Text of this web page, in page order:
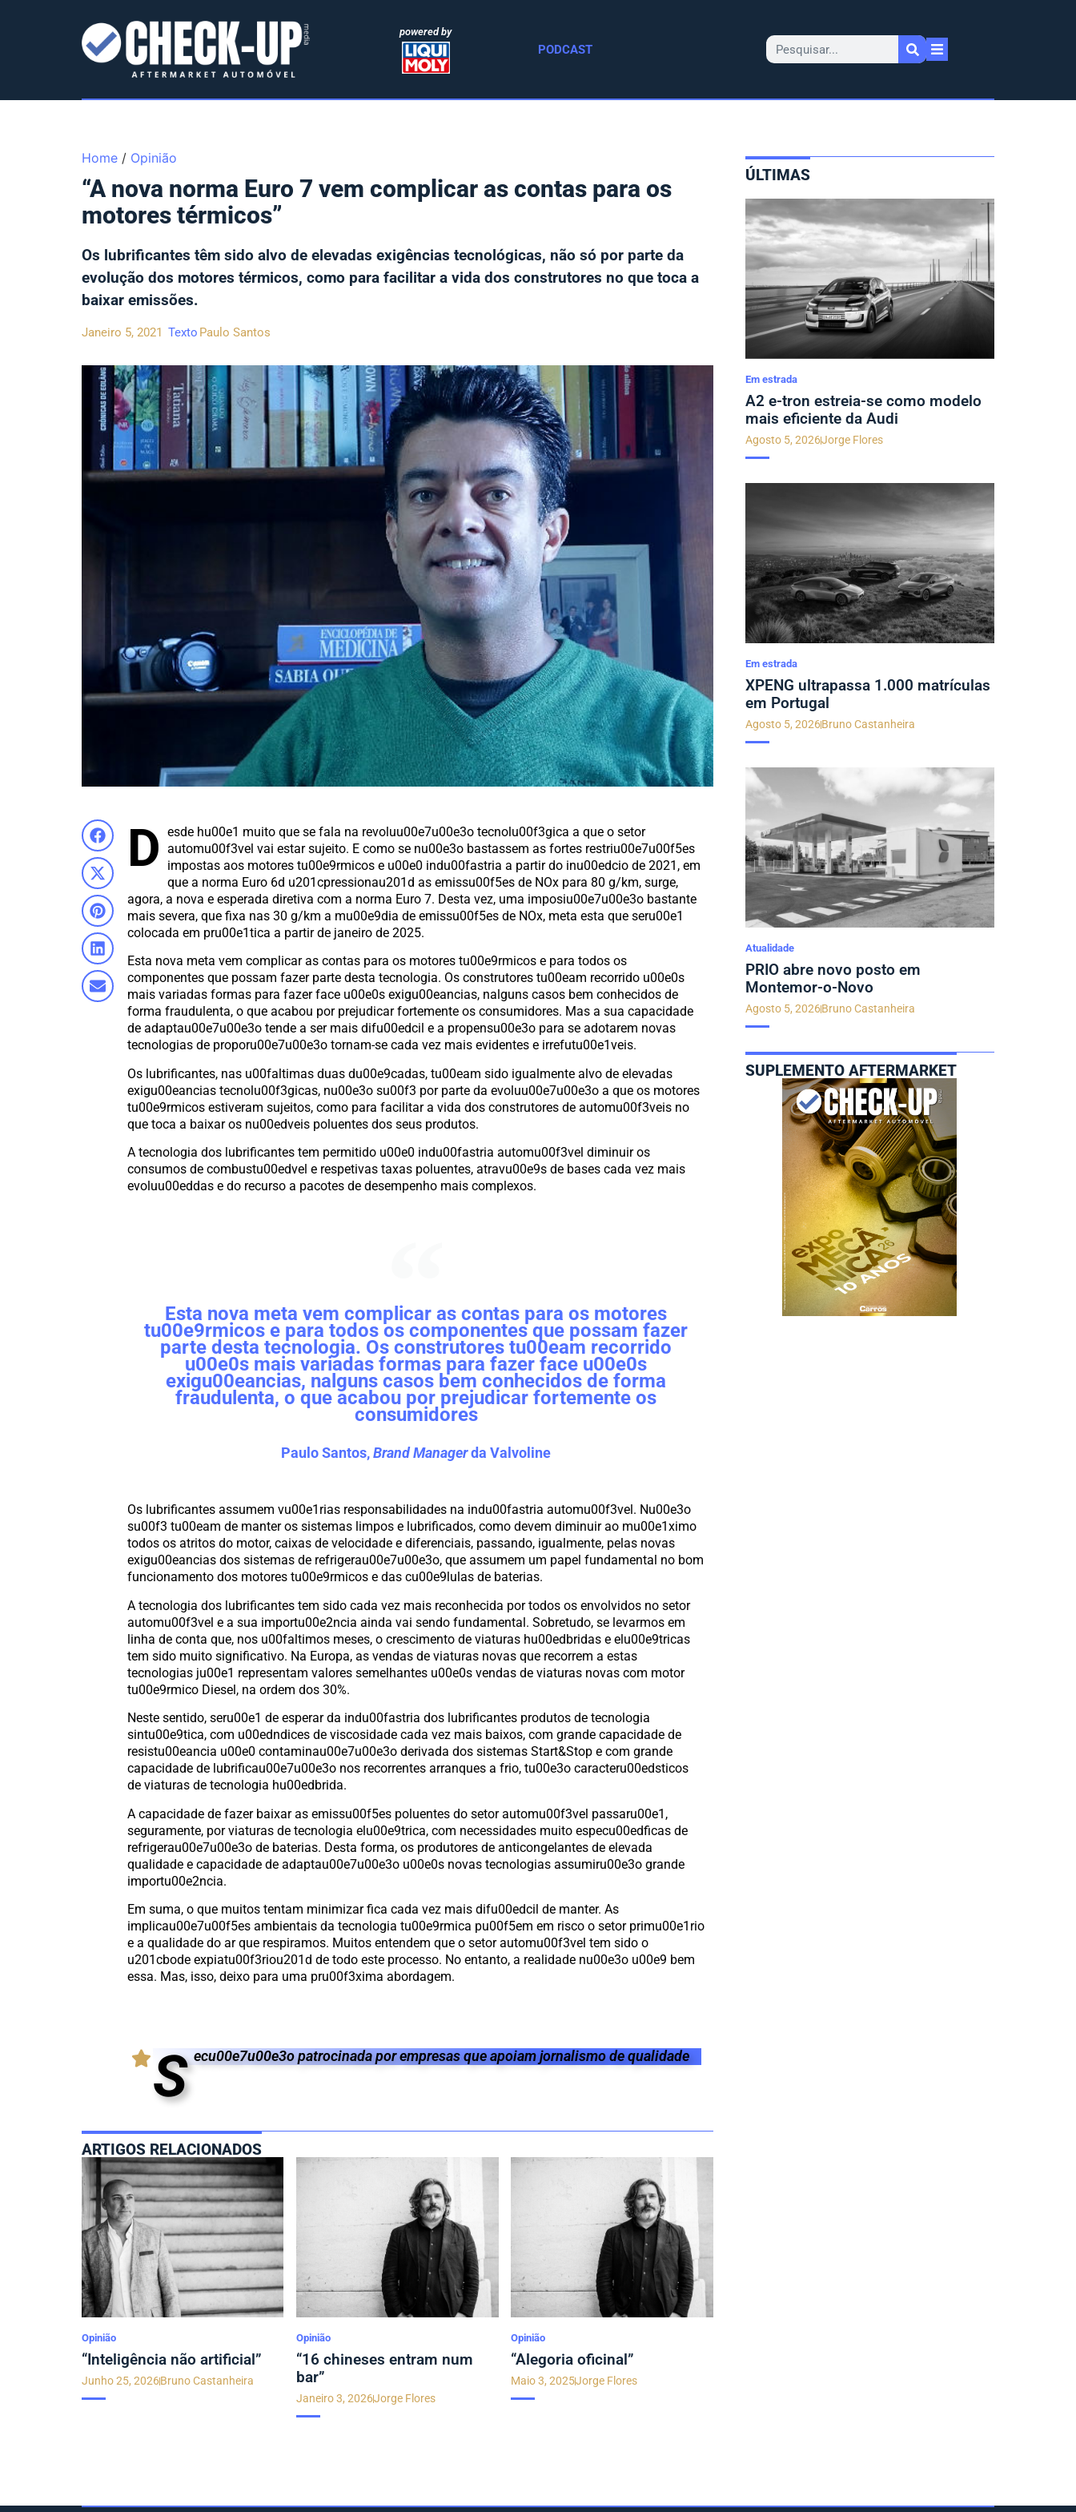
powered by
PODCAST
Home / Opinião
“A nova norma Euro 7 vem complicar as contas para os
motores térmicos”
Os lubrificantes têm sido alvo de elevadas exigências tecnológicas, não só por parte da
evolução dos motores térmicos, como para facilitar a vida dos construtores no que toca a
baixar emissões.
Janeiro 5, 2021 Texto Paulo Santos
D esde hu00e1 muito que se fala na revoluu00e7u00e3o tecnolu00f3gica a que o setor
automu00f3vel vai estar sujeito. E como se nu00e3o bastassem as fortes restriu00e7u00f5es
impostas aos motores tu00e9rmicos e u00e0 indu00fastria a partir do inu00edcio de 2021, em
que a norma Euro 6d u201cpressionau201d as emissu00f5es de NOx para 80 g/km, surge,
agora, a nova e esperada diretiva com a norma Euro 7. Desta vez, uma imposiu00e7u00e3o bastante
mais severa, que fixa nas 30 g/km a mu00e9dia de emissu00f5es de NOx, meta esta que seru00e1
colocada em pru00e1tica a partir de janeiro de 2025.
Esta nova meta vem complicar as contas para os motores tu00e9rmicos e para todos os
componentes que possam fazer parte desta tecnologia. Os construtores tu00eam recorrido u00e0s
mais variadas formas para fazer face u00e0s exigu00eancias, nalguns casos bem conhecidos de
forma fraudulenta, o que acabou por prejudicar fortemente os consumidores. Mas a sua capacidade
de adaptau00e7u00e3o tende a ser mais difu00edcil e a propensu00e3o para se adotarem novas
tecnologias de proporu00e7u00e3o tornam-se cada vez mais evidentes e irrefutu00e1veis.
Os lubrificantes, nas u00faltimas duas du00e9cadas, tu00eam sido igualmente alvo de elevadas
exigu00eancias tecnolu00f3gicas, nu00e3o su00f3 por parte da evoluu00e7u00e3o a que os motores
tu00e9rmicos estiveram sujeitos, como para facilitar a vida dos construtores de automu00f3veis no
que toca a baixar os nu00edveis poluentes dos seus produtos.
A tecnologia dos lubrificantes tem permitido u00e0 indu00fastria automu00f3vel diminuir os
consumos de combustu00edvel e respetivas taxas poluentes, atravu00e9s de bases cada vez mais
evoluu00eddas e do recurso a pacotes de desempenho mais complexos.
Esta nova meta vem complicar as contas para os motores
tu00e9rmicos e para todos os componentes que possam fazer
parte desta tecnologia. Os construtores tu00eam recorrido
u00e0s mais variadas formas para fazer face u00e0s
exigu00eancias, nalguns casos bem conhecidos de forma
fraudulenta, o que acabou por prejudicar fortemente os
consumidores
Paulo Santos,Brand Managerda Valvoline
Os lubrificantes assumem vu00e1rias responsabilidades na indu00fastria automu00f3vel. Nu00e3o
su00f3 tu00eam de manter os sistemas limpos e lubrificados, como devem diminuir ao mu00e1ximo
todos os atritos do motor, caixas de velocidade e diferenciais, passando, igualmente, pelas novas
exigu00eancias dos sistemas de refrigerau00e7u00e3o, que assumem um papel fundamental no bom
funcionamento dos motores tu00e9rmicos e das cu00e9lulas de baterias.
A tecnologia dos lubrificantes tem sido cada vez mais reconhecida por todos os envolvidos no setor
automu00f3vel e a sua importu00e2ncia ainda vai sendo fundamental. Sobretudo, se levarmos em
linha de conta que, nos u00faltimos meses, o crescimento de viaturas hu00edbridas e elu00e9tricas
tem sido muito significativo. Na Europa, as vendas de viaturas novas que recorrem a estas
tecnologias ju00e1 representam valores semelhantes u00e0s vendas de viaturas novas com motor
tu00e9rmico Diesel, na ordem dos 30%.
Neste sentido, seru00e1 de esperar da indu00fastria dos lubrificantes produtos de tecnologia
sintu00e9tica, com u00edndices de viscosidade cada vez mais baixos, com grande capacidade de
resistu00eancia u00e0 contaminau00e7u00e3o derivada dos sistemas Start&Stop e com grande
capacidade de lubrificau00e7u00e3o nos recorrentes arranques a frio, tu00e3o caracteru00edsticos
de viaturas de tecnologia hu00edbrida.
A capacidade de fazer baixar as emissu00f5es poluentes do setor automu00f3vel passaru00e1,
seguramente, por viaturas de tecnologia elu00e9trica, com necessidades muito especu00edficas de
refrigerau00e7u00e3o de baterias. Desta forma, os produtores de anticongelantes de elevada
qualidade e capacidade de adaptau00e7u00e3o u00e0s novas tecnologias assumiru00e3o grande
importu00e2ncia.
Em suma, o que muitos tentam minimizar fica cada vez mais difu00edcil de manter. As
implicau00e7u00f5es ambientais da tecnologia tu00e9rmica pu00f5em em risco o setor primu00e1rio
e a qualidade do ar que respiramos. Muitos entendem que o setor automu00f3vel tem sido o
u201cbode expiatu00f3riou201d de todo este processo. No entanto, a realidade nu00e3o u00e9 bem
essa. Mas, isso, deixo para uma pru00f3xima abordagem.
S ecu00e7u00e3o patrocinada por empresas que apoiam jornalismo de qualidade
ARTIGOS RELACIONADOS
Opinião
“Inteligência não artificial”
Junho 25, 2026Bruno Castanheira
Opinião
“16 chineses entram num
bar”
Janeiro 3, 2026Jorge Flores
Opinião
“Alegoria oficinal”
Maio 3, 2025Jorge Flores
ÚLTIMAS
Em estrada
A2 e-tron estreia-se como modelo
mais eficiente da Audi
Agosto 5, 2026Jorge Flores
Em estrada
XPENG ultrapassa 1.000 matrículas
em Portugal
Agosto 5, 2026Bruno Castanheira
Atualidade
PRIO abre novo posto em
Montemor-o-Novo
Agosto 5, 2026Bruno Castanheira
SUPLEMENTO AFTERMARKET